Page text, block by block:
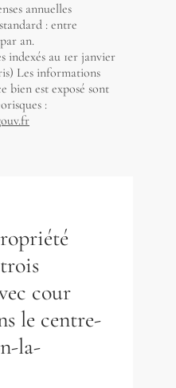
annuelles
: entre
an.
indexés au 1er janvier
Les informations
bien est exposé sont
:
cour
le centre-
la-